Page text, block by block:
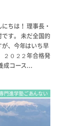
ちは！ 理事長・
す。 未だ全国的
、今年はいち早
２０２２年合格発
成コース...
門進学塾ごあんない